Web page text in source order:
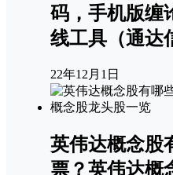
码，手机版缠
线工具（通达
22年12月1日
英伟达概念股
票？英伟达概